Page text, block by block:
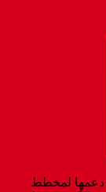
دعمها لمخطط